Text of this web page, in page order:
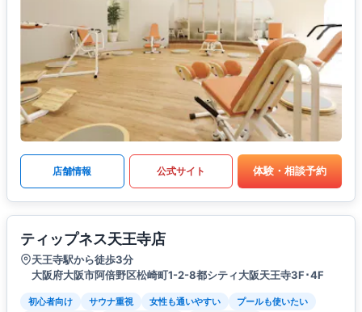
店舗情報 公式サイト 体験・相談予約
ティップネス天王寺店
天王寺駅から徒歩3分
大阪府大阪市阿倍野区松崎町1-2-8都シティ大阪天王寺3F･4F
初心者向け サウナ重視 女性も通いやすい
プールも使いたい